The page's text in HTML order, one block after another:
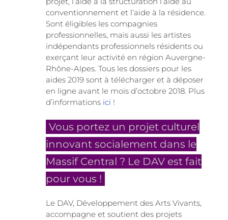
conventionnement et l’aide à la résidence.
Sont éligibles les compagnies
professionnelles, mais aussi les artistes
indépendants professionnels résidents ou
exerçant leur activité en région Auvergne-
Rhône-Alpes. Tous les dossiers pour les
aides 2019 sont à télécharger et à déposer
en ligne avant le mois d’octobre 2018. Plus
d’informations ici !
Vous portez un projet culturel
innovant socialement dans le
Massif Central ? Le DAV est fait
pour vous !
Le DAV, Développement des Arts Vivants,
accompagne et soutient des projets